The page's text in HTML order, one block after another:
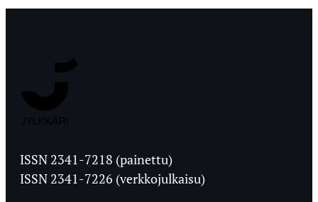
Ylioppilaslehti
ISSN 2341-7218 (painettu)
ISSN 2341-7226 (verkkojulkaisu)